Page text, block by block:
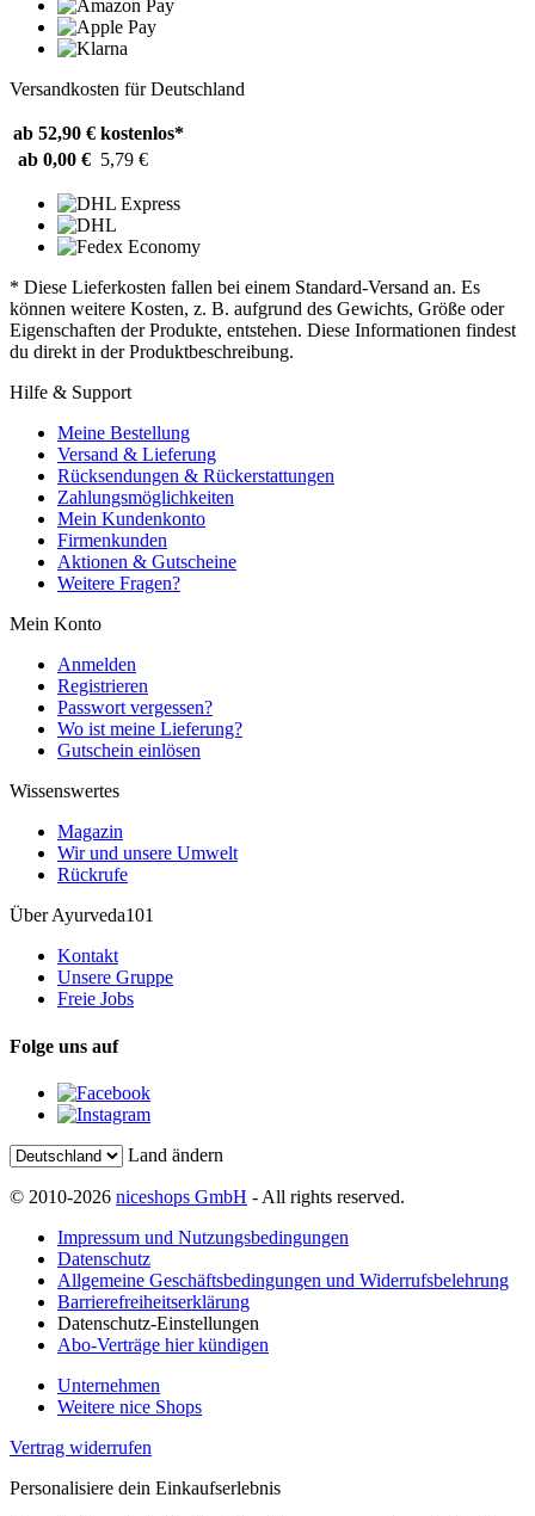
Versandkosten für Deutschland
ab 52,90 € kostenlos*
ab 0,00 € 5,79 €
* Diese Lieferkosten fallen bei einem Standard-Versand an. Es
können weitere Kosten, z. B. aufgrund des Gewichts, Größe oder
Eigenschaften der Produkte, entstehen. Diese Informationen findest
du direkt in der Produktbeschreibung.
Hilfe & Support
Meine Bestellung
Versand & Lieferung
Rücksendungen & Rückerstattungen
Zahlungsmöglichkeiten
Mein Kundenkonto
Firmenkunden
Aktionen & Gutscheine
Weitere Fragen?
Mein Konto
Anmelden
Registrieren
Passwort vergessen?
Wo ist meine Lieferung?
Gutschein einlösen
Wissenswertes
Magazin
Wir und unsere Umwelt
Rückrufe
Über Ayurveda101
Kontakt
Unsere Gruppe
Freie Jobs
Folge uns auf
Land ändern
© 2010-2026 niceshops GmbH - All rights reserved.
Impressum und Nutzungsbedingungen
Datenschutz
Allgemeine Geschäftsbedingungen und Widerrufsbelehrung
Barrierefreiheitserklärung
Datenschutz-Einstellungen
Abo-Verträge hier kündigen
Unternehmen
Weitere nice Shops
Vertrag widerrufen
Personalisiere dein Einkaufserlebnis